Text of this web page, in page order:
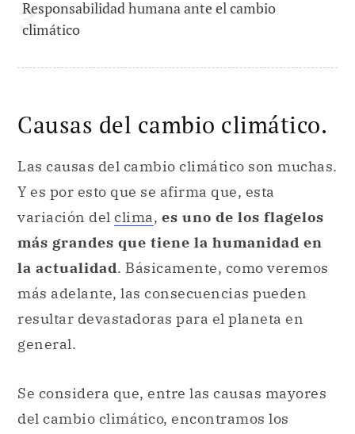
Responsabilidad humana ante el cambio
climático
Causas del cambio climático.
Las causas del cambio climático son muchas.
Y es por esto que se afirma que, esta
variación del clima, es uno de los flagelos
más grandes que tiene la humanidad en
la actualidad. Básicamente, como veremos
más adelante, las consecuencias pueden
resultar devastadoras para el planeta en
general.
Se considera que, entre las causas mayores
del cambio climático, encontramos los